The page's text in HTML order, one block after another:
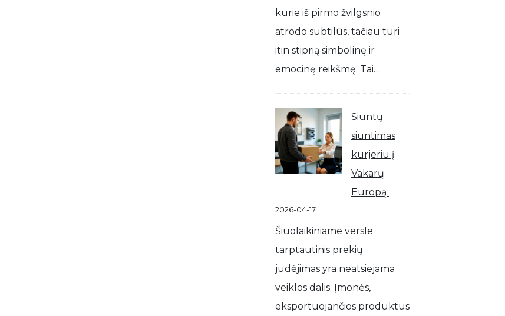
kurie iš pirmo žvilgsnio
atrodo subtilūs, tačiau turi
itin stiprią simbolinę ir
emocinę reikšmę. Tai…
Siuntų
siuntimas
kurjeriu į
Vakarų
Europą
2026-04-17
Šiuolaikiniame versle
tarptautinis prekių
judėjimas yra neatsiejama
veiklos dalis. Įmonės,
eksportuojančios produktus